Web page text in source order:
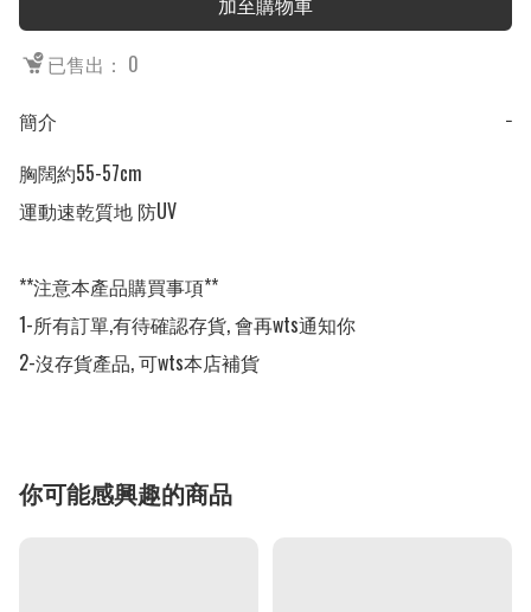
已售出： 0
簡介
−
胸闊約55-57cm
運動速乾質地 防UV
**注意本產品購買事項**
1-所有訂單,有待確認存貨, 會再wts通知你
2-沒存貨產品, 可wts本店補貨
你可能感興趣的商品